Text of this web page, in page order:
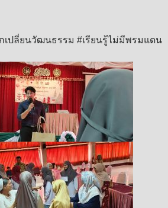
เปลี่ยนวัฒนธรรม #เรียนรู้ไม่มีพรมแดน